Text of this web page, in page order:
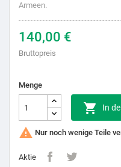
Armeen.
140,00 €
Bruttopreis
Menge
 In
 Nur noch wenige Teile
Aktie